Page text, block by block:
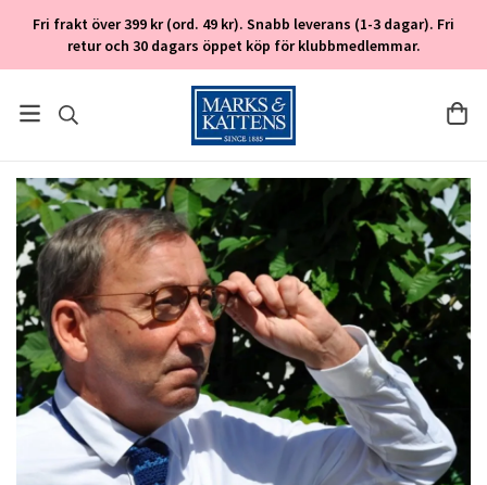
Fri frakt över 399 kr (ord. 49 kr). Snabb leverans (1-3 dagar). Fri
retur och 30 dagars öppet köp för klubbmedlemmar.